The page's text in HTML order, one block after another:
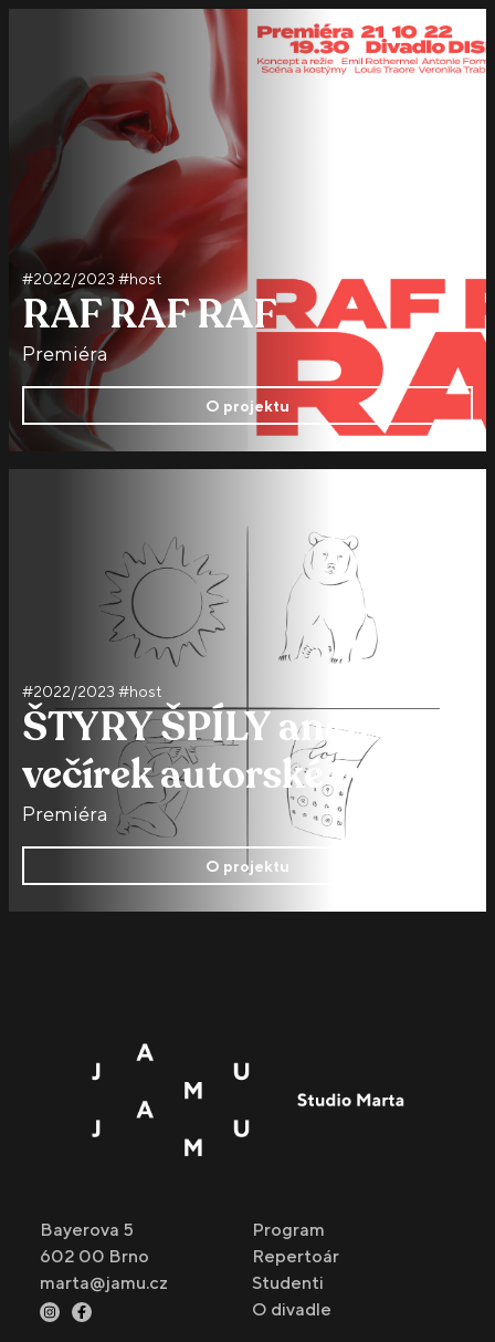
#2022/2023 #host
RAF RAF RAF
Premiéra
O projektu
#2022/2023 #host
ŠTYRY ŠPÍLY aneb
večírek autorské tvorby
Premiéra
O projektu
Bayerova 5
602 00 Brno
marta@jamu.cz
Program
Repertoár
Studenti
O divadle